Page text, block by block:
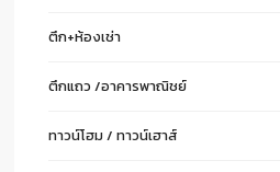
ตึก+ห้องเช่า
ตึกแถว /อาคารพาณิชย์
ทาวน์โฮม / ทาวน์เฮาส์